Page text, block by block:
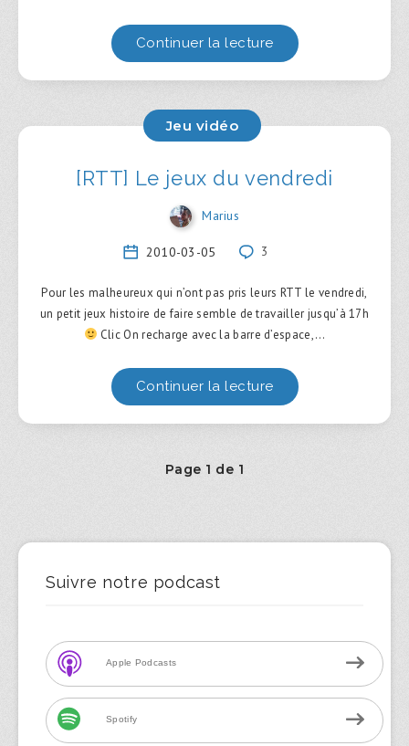
Continuer la lecture
Jeu vidéo
[RTT] Le jeux du vendredi
Marius
2010-03-05 3
Pour les malheureux qui n’ont pas pris leurs RTT le vendredi,
un petit jeux histoire de faire semble de travailler jusqu’à 17h
Clic On recharge avec la barre d’espace,…
Continuer la lecture
Page 1 de 1
Suivre notre podcast
Apple Podcasts
Spotify